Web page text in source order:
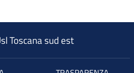
Toscana sud est